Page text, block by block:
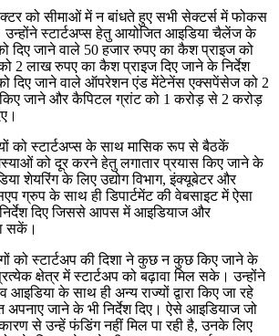
को सीमाओं में न बांधते हुए सभी सेक्टर्स में फोकस
उन्होंने स्टार्टअप्स हेतु आयोजित आइडिया चैलेंज के
दिए जाने वाले 50 हजार रुपए का कैश प्राइज को
2 लाख रुपए का कैश प्राइज दिए जाने के निर्देश
को दिए जाने वाले ऑपरेशन एंड मेंटेनेंस एक्सपेंसेज को 2
जाने और कैपिटल ग्रांट को 1 करोड़ से 2 करोड़
को स्टार्टअप्स के साथ मासिक रूप से बैठकें
को दूर करने हेतु लगातार प्रयास किए जाने के
शेयरिंग के लिए उद्योग विभाग, इंक्यूबेटर और
ग्रुप के साथ ही डिपार्टमेंट की वेबसाइट में ऐसा
दिए जिससे आपस में आइडियाज और
सकें।
को स्टार्टअप की दिशा ने कुछ न कुछ किए जाने के
क्षेत्र में स्टार्टअप को बढ़ावा मिल सके। उन्होंने
आइडिया के साथ ही अन्य राज्यों द्वारा किए जा रहे
जाने के भी निर्देश दिए। ऐसे आइडियाज जो
से उन्हें फंडिंग नहीं मिल पा रही है, उनके लिए